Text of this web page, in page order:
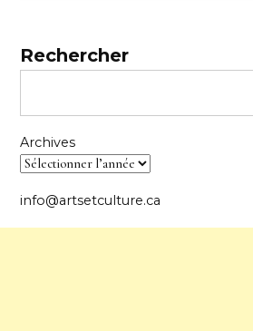
Rechercher
Archives
info@artsetculture.ca